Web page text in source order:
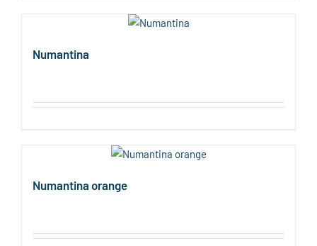
Numantina
Numantina orange